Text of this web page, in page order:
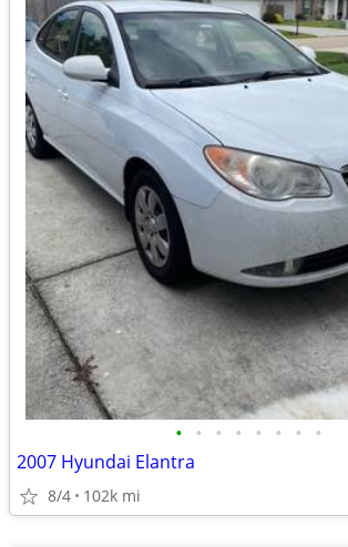
• • • • • • • •
2007 Hyundai Elantra
8/4 102k mi